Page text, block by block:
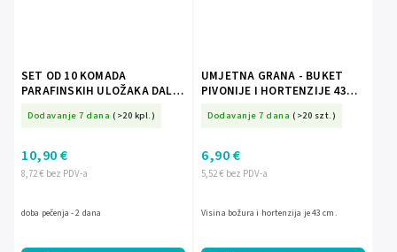
SET OD 10 KOMADA
PARAFINSKIH ULOŽAKA DALIA
Dodavanje 7 dana (>20 kpl.)
8,72 € bez PDV-a
10,90 €
doba pečenja - 2 dana
UMJETNA GRANA - BUKET
PIVONIJE I HORTENZIJE 43
Dodavanje 7 dana (>20 szt.)
5,52 € bez PDV-a
6,90 €
Visina božura i hortenzija je 43 cm.